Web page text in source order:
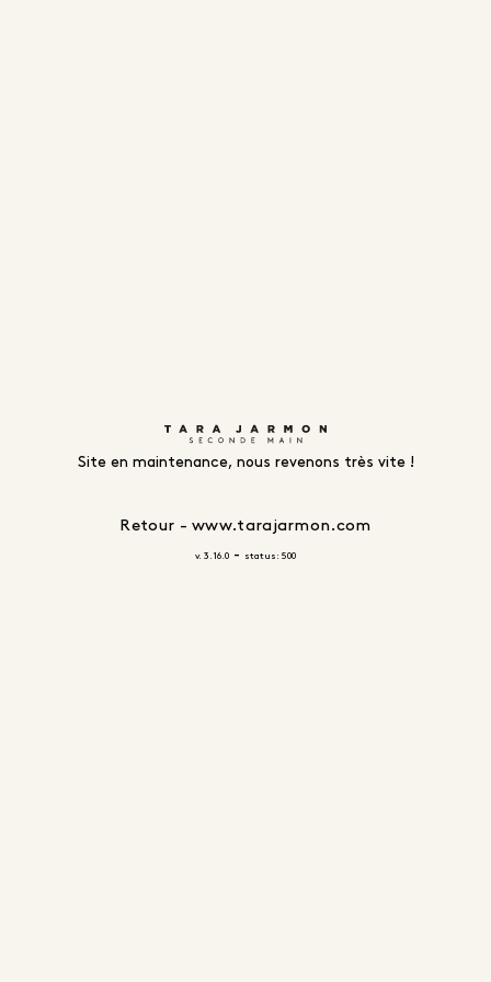
Site en maintenance, nous revenons très vite !
Retour - www.tarajarmon.com
v. 3.16.0 - status: 500